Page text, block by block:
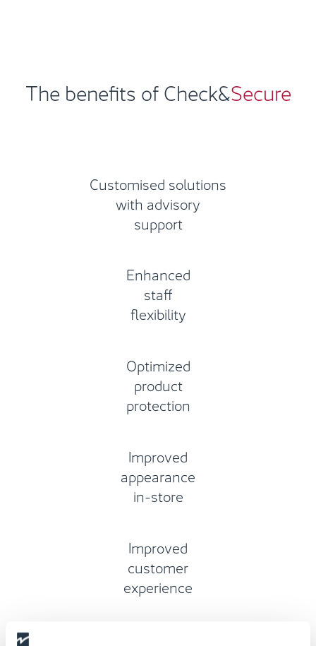
The benefits of Check&Secure
Customised solutions
with advisory
support
Enhanced
staff
flexibility
Optimized
product
protection
Improved
appearance
in-store
Improved
customer
experience